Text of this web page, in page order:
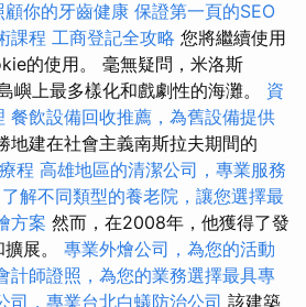
你的牙齒健康 保證第一頁的SEO
課程 工商登記全攻略 您將繼續使用
的使用。 毫無疑問，米洛斯
嶼上最多樣化和戲劇性的海灘。 資
餐飲設備回收推薦，為舊設備提供
地建在社會主義南斯拉夫期間的
程 高雄地區的清潔公司，專業服務
了解不同類型的養老院，讓您選擇最
方案 然而，在2008年，他獲得了發
展。 專業外燴公司，為您的活動
計師證照，為您的業務選擇最具專
司，專業台北白蟻防治公司 該建築